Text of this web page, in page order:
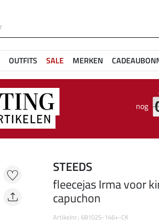
OUTFITS SALE MERKEN
nog
STEEDS
fleecejas Irma voor
capuchon
Artikelnr.: 681025-146+-CK